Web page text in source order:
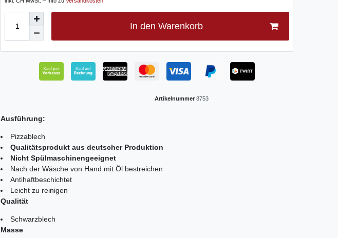
In den Warenkorb
Artikelnummer 8753
Ausführung:
Pizzablech
Qualitätsprodukt aus deutscher Produktion
Nicht Spülmaschinengeeignet
Nach der Wäsche von Hand mit Öl bestreichen
Antihaftbeschichtet
Leicht zu reinigen
Qualität
Schwarzblech
Masse